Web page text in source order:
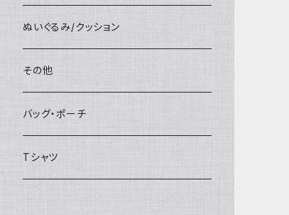
ぬいぐるみ/クッション
その他
バッグ・ポーチ
Tシャツ